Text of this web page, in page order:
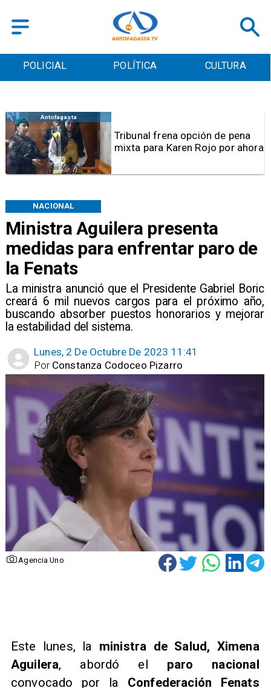
POLICIAL POLÍTICA CULTURA
Ministra Aguilera presenta
medidas para enfrentar paro de
la Fenats
La ministra anunció que el Presidente Gabriel Boric
creará 6 mil nuevos cargos para el próximo año,
buscando absorber puestos honorarios y mejorar
la estabilidad del sistema.
NACIONAL
Lunes, 2 De Octubre De 2023 11:41
Constanza Codoceo Pizarro
Por
Agencia Uno
Antofagasta
Tribunal frena opción de pena
mixta para Karen Rojo por ahora
Este lunes, la ministra de Salud, Ximena
Aguilera, abordó el paro nacional
convocado por la Confederación Fenats